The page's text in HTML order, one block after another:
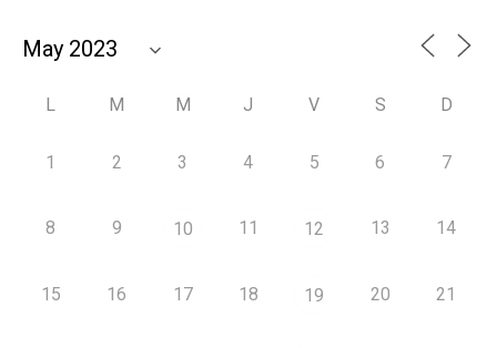
L M M J V S D
1 2 3 4 5 6 7
8 9 10 11 12 13 14
15 16 17 18 19 20 21